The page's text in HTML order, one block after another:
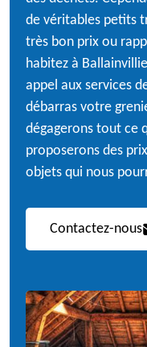
de véritables petits
très bon prix ou
habitez à
appel aux services
débarras votre
dégagerons tout ce
proposerons des
objets qui nous
Contactez-nous